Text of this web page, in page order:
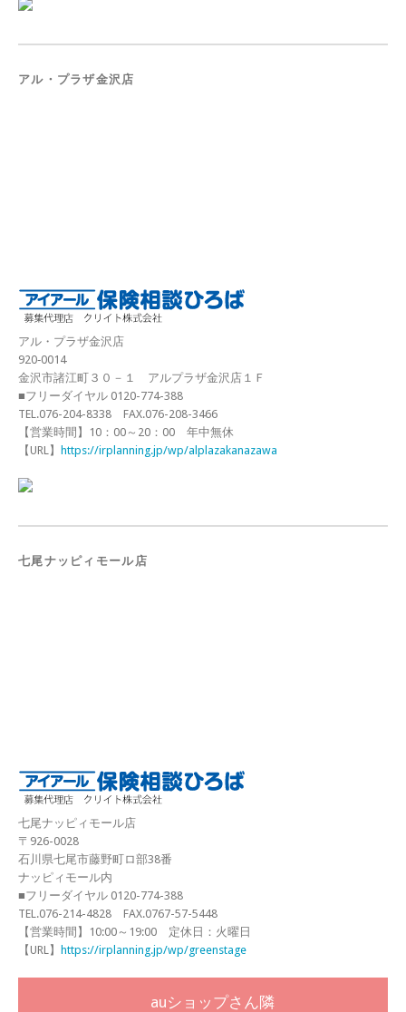
アル・プラザ金沢店
アル・プラザ金沢店
920‐0014
金沢市諸江町３０－１ アルプラザ金沢店１Ｆ
■フリーダイヤル 0120-774-388
TEL.076-204-8338 FAX.076-208-3466
【営業時間】10：00～20：00 年中無休
【URL】 https://irplanning.jp/wp/alplazakanazawa
七尾ナッピィモール店
七尾ナッピィモール店
〒926-0028
石川県七尾市藤野町ロ部38番
ナッピィモール内
■フリーダイヤル 0120-774-388
TEL.076-214-4828 FAX.0767-57-5448
【営業時間】10:00～19:00 定休日：火曜日
【URL】 https://irplanning.jp/wp/greenstage
auショップさん隣